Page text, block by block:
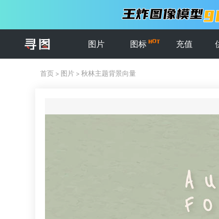
图片 图标 充值
首页 > 图片 > 秋林主题背景向量